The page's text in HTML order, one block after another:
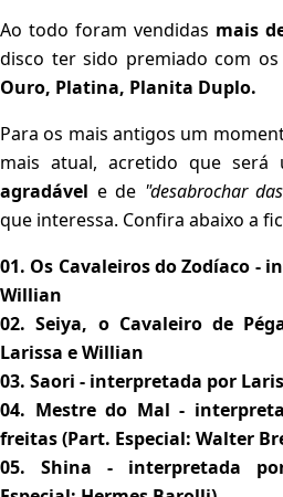
Ao todo foram vendidas mais
disco ter sido premiado com
Ouro, Platina, Planita Duplo.
Para os mais antigos um
mais atual, acretido que será
agradável e de "desabrochar
que interessa. Confira abaixo a
01. Os Cavaleiros do Zodíaco -
Willian
02. Seiya, o Cavaleiro de
Larissa e Willian
03. Saori - interpretada por
04. Mestre do Mal -
freitas (Part. Especial: Walter
05. Shina - interpretada